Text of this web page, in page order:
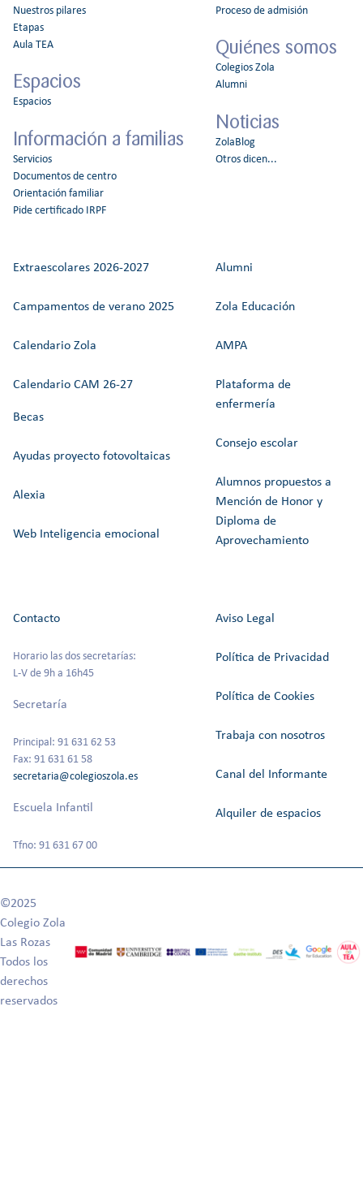
Nuestros pilares
Etapas
Aula TEA
Espacios
Espacios
Información a familias
Servicios
Documentos de centro
Orientación familiar
Pide certificado IRPF
Proceso de admisión
Quiénes somos
Colegios Zola
Alumni
Noticias
ZolaBlog
Otros dicen...
Extraescolares 2026-2027
Campamentos de verano 2025
Calendario Zola
Calendario CAM 26-27
Becas
Ayudas proyecto fotovoltaicas
Alexia
Web Inteligencia emocional
Alumni
Zola Educación
AMPA
Plataforma de
enfermería
Consejo escolar
Alumnos propuestos a
Mención de Honor y
Diploma de
Aprovechamiento
Contacto
Horario las dos secretarías:
L-V de 9h a 16h45
Secretaría
Principal: 91 631 62 53
Fax: 91 631 61 58
secretaria@colegioszola.es
Escuela Infantil
Tfno: 91 631 67 00
Aviso Legal
Política de Privacidad
Política de Cookies
Trabaja con nosotros
Canal del Informante
Alquiler de espacios
©2025
Colegio Zola
Las Rozas
Todos los
derechos
reservados